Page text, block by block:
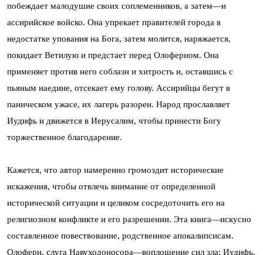
побеждает малодушие своих соплеменников, а затем—и
ассирийское войско. Она упрекает правителей города в
недостатке упования на Бога, затем молится, наряжается,
покидает Ветилую и предстает перед Олоферном. Она
применяет против него соблазн и хитрость и, оставшись с
пьяным наедине, отсекает ему голову. Ассирийцы бегут в
паническом ужасе, их лагерь разорен. Народ прославляет
Иудифь и движется в Иерусалим, чтобы принести Богу
торжественное благодарение.
Кажется, что автор намеренно громоздит исторические
искажения, чтобы отвлечь внимание от определенной
исторической ситуации и целиком сосредоточить его на
религиозном конфликте и его разрешении. Эта книга—искусно
составленное повествование, родственное апокалипсисам.
Олоферн, слуга Навуходоносора—воплощение сил зла; Иудифь,